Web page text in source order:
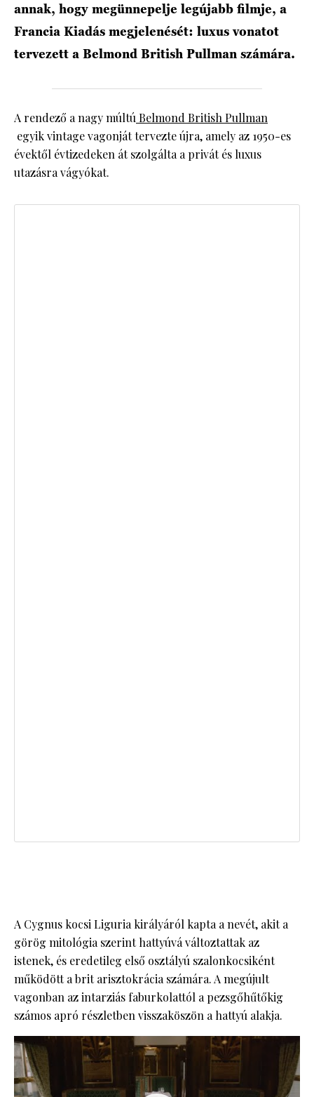
annak, hogy megünnepelje legújabb filmje, a
Francia Kiadás megjelenését: luxus vonatot
tervezett a Belmond British Pullman számára.
A rendező a nagy múltú Belmond British Pullman
egyik vintage vagonját tervezte újra, amely az 1950-es
évektől évtizedeken át szolgálta a privát és luxus
utazásra vágyókat.
A Cygnus kocsi Liguria királyáról kapta a nevét, akit a
görög mitológia szerint hattyúvá változtattak az
istenek, és eredetileg első osztályú szalonkocsiként
működött a brit arisztokrácia számára. A megújult
vagonban az intarziás faburkolattól a pezsgőhűtőkig
számos apró részletben visszaköszön a hattyú alakja.